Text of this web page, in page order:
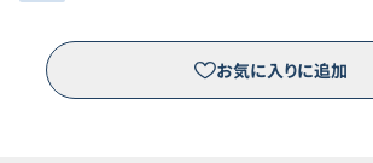
お気に入りに追加